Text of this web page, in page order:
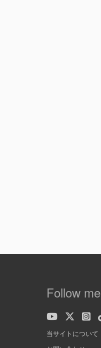
Follow me
当サイトについて